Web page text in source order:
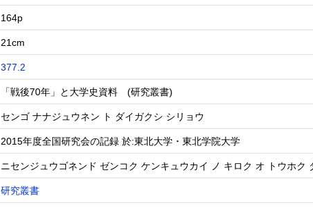
164p
21cm
377.2
「戦後70年」と大学史資料 (研究叢書)
センゴ ナナジュウネン ト ダイガクシ シリョウ
2015年度全国研究会の記録 於:東北大学・東北学院大学
ニセンジュウゴネンド ゼンコク ケンキュウカイ ノ キロク オ トウホク
研究叢書